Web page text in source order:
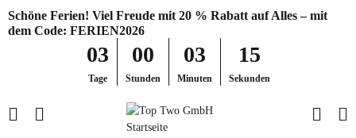
Schöne Ferien! Viel Freude mit 20 % Rabatt auf Alles – mit
dem Code: FERIEN2026
03
Tage
00
Stunden
03
Minuten
15
Sekunden